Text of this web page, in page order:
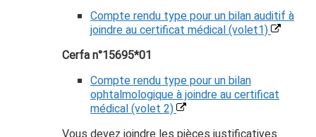
Compte rendu type pour un bilan auditif à
joindre au certificat médical (volet1)
Cerfa n°15695*01
Compte rendu type pour un bilan
ophtalmologique à joindre au certificat
médical (volet 2)